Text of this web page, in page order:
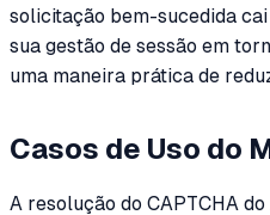
solicitação bem-sucedida
sua gestão de sessão em
uma maneira prática de
Casos de Uso do
A resolução do CAPTCHA